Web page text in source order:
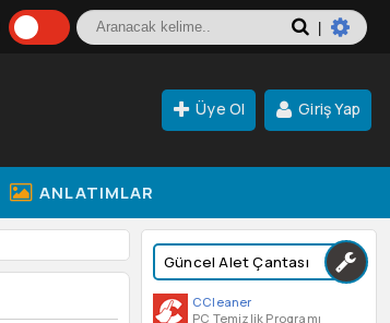
Üye Ol Giriş Yap
ANLATIMLAR
Güncel Alet Çantası
CCleaner
PC Temizlik Programı